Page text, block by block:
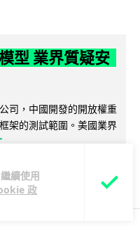
續使用
政
型 業界質疑安
司，中國開發的開放權重
架的測試範圍。美國業界